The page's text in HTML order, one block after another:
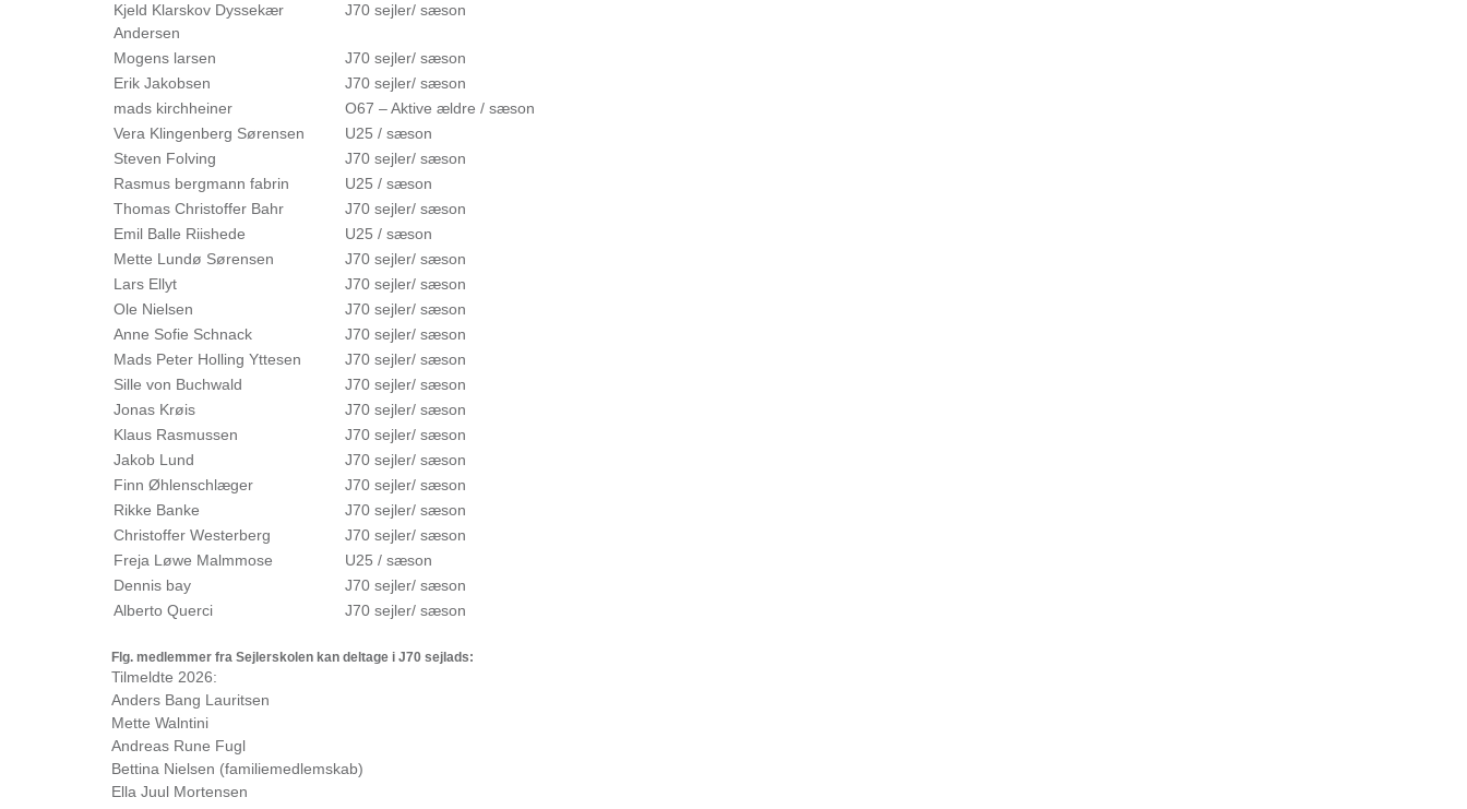
Kjeld Klarskov Dyssekær
Andersen
J70 sejler/ sæson
Mogens larsen
J70 sejler/ sæson
Erik Jakobsen
J70 sejler/ sæson
mads kirchheiner
O67 – Aktive ældre / sæson
Vera Klingenberg Sørensen
U25 / sæson
Steven Folving
J70 sejler/ sæson
Rasmus bergmann fabrin
U25 / sæson
Thomas Christoffer Bahr
J70 sejler/ sæson
Emil Balle Riishede
U25 / sæson
Mette Lundø Sørensen
J70 sejler/ sæson
Lars Ellyt
J70 sejler/ sæson
Ole Nielsen
J70 sejler/ sæson
Anne Sofie Schnack
J70 sejler/ sæson
Mads Peter Holling Yttesen
J70 sejler/ sæson
Sille von Buchwald
J70 sejler/ sæson
Jonas Krøis
J70 sejler/ sæson
Klaus Rasmussen
J70 sejler/ sæson
Jakob Lund
J70 sejler/ sæson
Finn Øhlenschlæger
J70 sejler/ sæson
Rikke Banke
J70 sejler/ sæson
Christoffer Westerberg
J70 sejler/ sæson
Freja Løwe Malmmose
U25 / sæson
Dennis bay
J70 sejler/ sæson
Alberto Querci
J70 sejler/ sæson
Flg. medlemmer fra Sejlerskolen kan deltage i J70 sejlads:
Tilmeldte 2026:
Anders Bang Lauritsen
Mette Walntini
Andreas Rune Fugl
Bettina Nielsen (familiemedlemskab)
Ella Juul Mortensen